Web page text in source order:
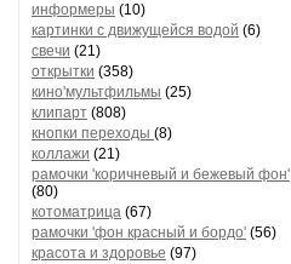
информеры (10)
картинки с движущейся водой (6)
свечи (21)
открытки (358)
кино'мультфильмы (25)
клипарт (808)
кнопки переходы (8)
коллажи (21)
рамочки 'коричневый и бежевый фон'
(80)
котоматрица (67)
рамочки 'фон красный и бордо' (56)
красота и здоровье (97)